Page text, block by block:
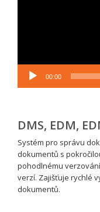
00:00
DMS, EDM,
Systém pro správu
dokumentů s
pohodlnému
verzí. Zajišťuje rychlé
dokumentů.